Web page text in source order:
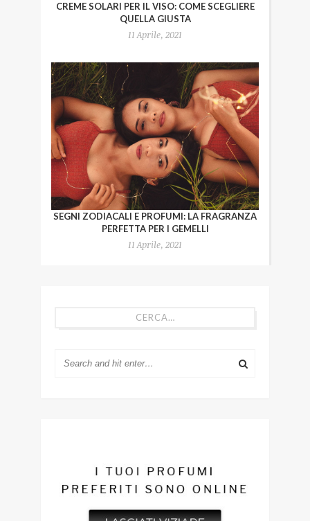
CREME SOLARI PER IL VISO: COME SCEGLIERE
QUELLA GIUSTA
11 Aprile, 2021
SEGNI ZODIACALI E PROFUMI: LA FRAGRANZA
PERFETTA PER I GEMELLI
11 Aprile, 2021
CERCA…